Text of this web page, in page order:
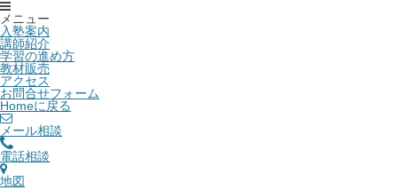
メニュー
入塾案内
講師紹介
学習の進め方
教材販売
アクセス
お問合せフォーム
Homeに戻る
メール相談
電話相談
地図